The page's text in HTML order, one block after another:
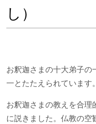
し）
お釈迦さまの十大弟子の
一とたたえられています。
お釈迦さまの教えを合理
に説きました。仏教の空